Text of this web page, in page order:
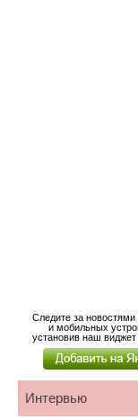
Следите за новостями
и мобильных
установив наш виджет
Интервью